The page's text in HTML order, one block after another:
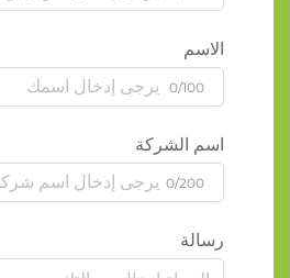
الاسم
0/100
اسم الشركة
0/200
رسالة